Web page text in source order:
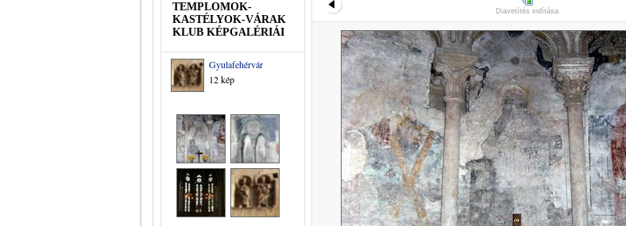
TEMPLOMOK-
KASTÉLYOK-VÁRAK
KLUB KÉPGALÉRIÁI
Gyulafehérvár
12 kép
Diavetítés indítása